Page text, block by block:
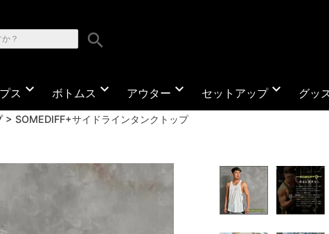
search
ス expand_more ボトムス expand_more アウター expand_more セットアップexpand_more グッ
SOMEDIFF+サイドラインタンクトップ